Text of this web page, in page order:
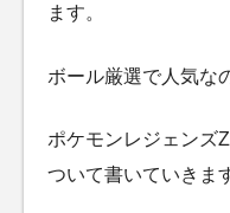
ます。
ボール厳選で人気な
ポケモンレジェンズ
ついて書いていきま